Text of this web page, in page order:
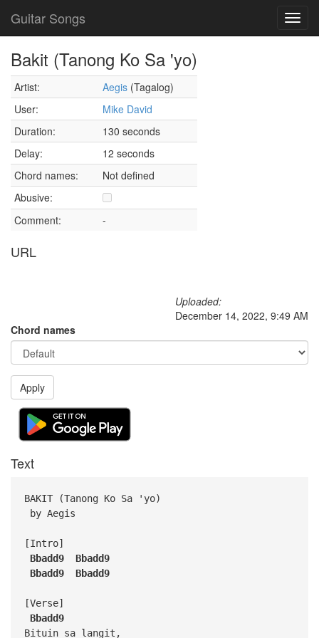
Guitar Songs
Bakit (Tanong Ko Sa 'yo)
Artist: Aegis (Tagalog)
User:
Mike David
Duration:
130 seconds
Delay:
12 seconds
Chord names:
Not defined
Abusive:
Comment:
-
URL
Uploaded:
December 14, 2022, 9:49 AM
Chord names
Apply
Text
BAKIT (Tanong Ko Sa 'yo)
by Aegis
[Intro]
Bbadd9
Bbadd9
Bbadd9
Bbadd9
[Verse]
Bbadd9
Bituin sa langit,